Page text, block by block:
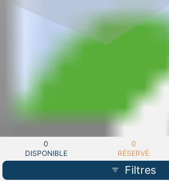
0
DISPONIBLE
0
RÉSERVÉ
Filtres